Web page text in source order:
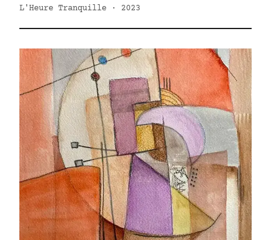
L'Heure Tranquille · 2023